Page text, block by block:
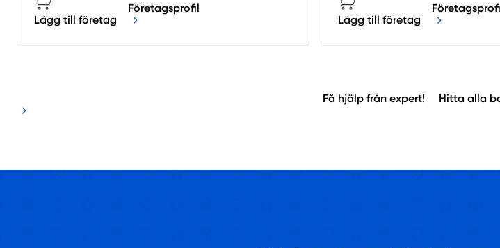
Lägg till företag
Företagsprofil
Lägg till företag
Få hjälp från expert! Hitta alla